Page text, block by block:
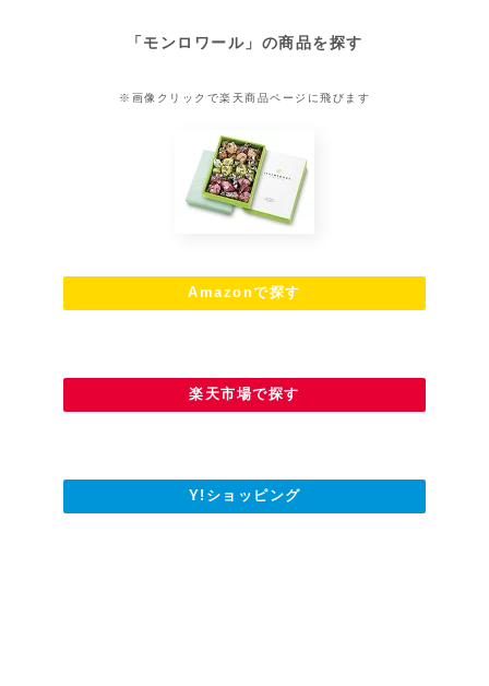
「モンロワール」の商品を探す
※画像クリックで楽天商品ページに飛びます
Amazonで探す
楽天市場で探す
Y!ショッピング